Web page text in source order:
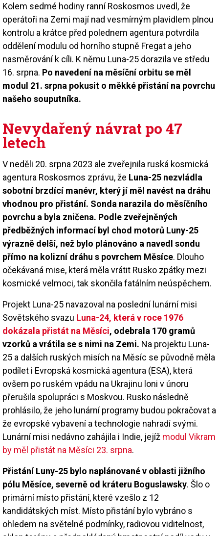
Kolem sedmé hodiny ranní Roskosmos uvedl, že
operátoři na Zemi mají nad vesmírným plavidlem plnou
kontrolu a krátce před polednem agentura potvrdila
oddělení modulu od horního stupně Fregat a jeho
nasměrování k cíli. K němu Luna-25 dorazila ve středu
16. srpna. Po navedení na měsíční orbitu se měl
modul 21. srpna pokusit o měkké přistání na povrchu
našeho souputníka.
Nevydařený návrat po 47
letech
V neděli 20. srpna 2023 ale zveřejnila ruská kosmická
agentura Roskosmos zprávu, že Luna-25 nezvládla
sobotní brzdící manévr, který jí měl navést na dráhu
vhodnou pro přistání. Sonda narazila do měsíčního
povrchu a byla zničena. Podle zveřejněných
předběžných informací byl chod motorů Luny-25
výrazně delší, než bylo plánováno a navedl sondu
přímo na kolizní dráhu s povrchem Měsíce. Dlouho
očekávaná mise, která měla vrátit Rusko zpátky mezi
kosmické velmoci, tak skončila fatálním neúspěchem.
Projekt Luna-25 navazoval na poslední lunární misi
Sovětského svazu Luna-24, která v roce 1976
dokázala přistát na Měsíci, odebrala 170 gramů
vzorků a vrátila se s nimi na Zemi. Na projektu Luna-
25 a dalších ruských misích na Měsíc se původně měla
podílet i Evropská kosmická agentura (ESA), která
ovšem po ruském vpádu na Ukrajinu loni v únoru
přerušila spolupráci s Moskvou. Rusko následně
prohlásilo, že jeho lunární programy budou pokračovat a
že evropské vybavení a technologie nahradí svými.
Lunární misi nedávno zahájila i Indie, jejíž modul Vikram
by měl přistát na Měsíci 23. srpna.
Přistání Luny-25 bylo naplánované v oblasti jižního
pólu Měsíce, severně od kráteru Boguslawsky. Šlo o
primární místo přistání, které vzešlo z 12
kandidátských míst. Místo přistání bylo vybráno s
ohledem na světelné podmínky, radiovou viditelnost,